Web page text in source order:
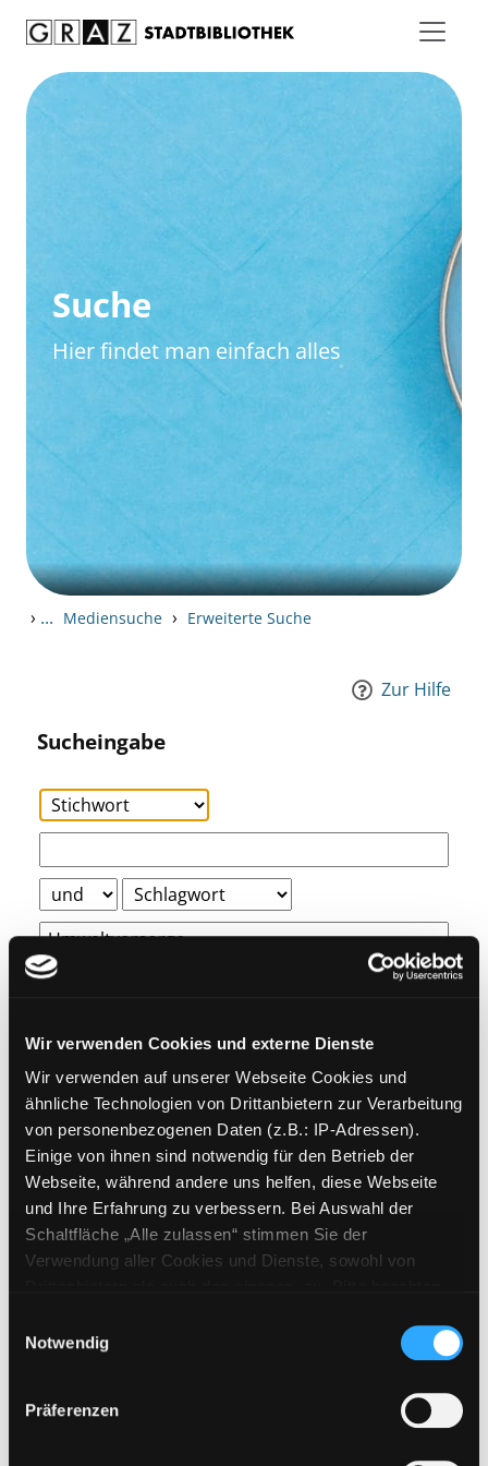
Wir verwenden Cookies und externe Dienste
Wir verwenden auf unserer Webseite Cookies und
ähnliche Technologien von Drittanbietern zur Verarbeitung
von personenbezogenen Daten (z.B.: IP-Adressen).
Einige von ihnen sind notwendig für den Betrieb der
Webseite, während andere uns helfen, diese Webseite
und Ihre Erfahrung zu verbessern. Bei Auswahl der
Schaltfläche „Alle zulassen“ stimmen Sie der
Verwendung aller Cookies und Dienste, sowohl von
Cookies von Drittanbietern, eine Verarbeitung in
unsicheren Drittländern (Länder außerhalb des EWR
ohne adäquates Datenschutzniveau) stattfinden kann. In
diesem Zusammenhang können aktuell Risiken für
Notwendig
Präferenzen
Suche
Hier findet man einfach alles
› ... Mediensuche › Erweiterte Suche
Zur Hilfe
Sucheingabe
Weitere Suchkriterien
Erwerbungen der letzten Tage
Jahr von
Medien anzeigen, die nach dem Jahr veröffentlicht
Jahr bis
Medien anzeigen, die vor dem
E-Medien
Mediengruppe